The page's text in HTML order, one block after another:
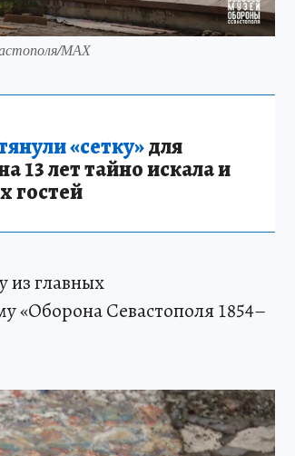
МАХ
«сетку»для
13 лет тайно искала и
гостей
из главных
«Оборона Севастополя 1854–